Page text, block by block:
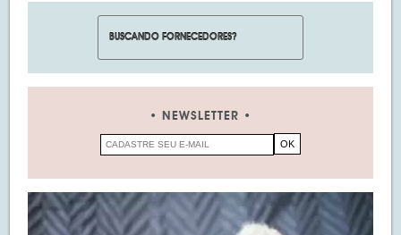
NEWSLETTER